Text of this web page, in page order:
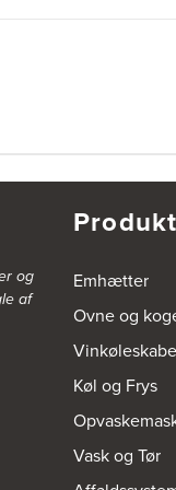
og
af
Emhætter
Ovne og
Vinkøleskabe
Køl og Frys
Vask og Tør